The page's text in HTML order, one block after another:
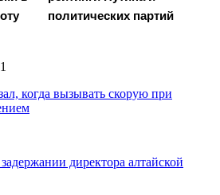
политических партий
когда вызывать скорую при
директора алтайской